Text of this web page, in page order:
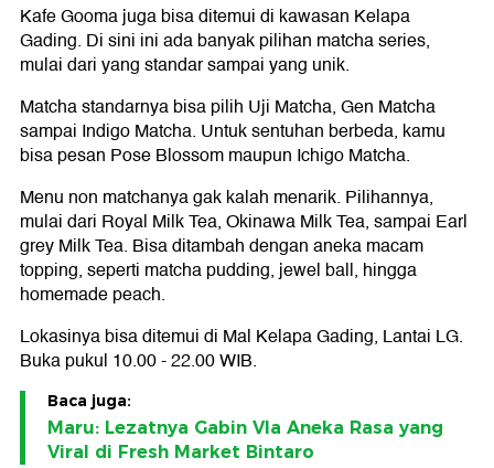
Kafe Gooma juga bisa ditemui di kawasan Kelapa
Gading. Di sini ini ada banyak pilihan matcha series,
mulai dari yang standar sampai yang unik.
Matcha standarnya bisa pilih Uji Matcha, Gen Matcha
sampai Indigo Matcha. Untuk sentuhan berbeda, kamu
bisa pesan Pose Blossom maupun Ichigo Matcha.
Menu non matchanya gak kalah menarik. Pilihannya,
mulai dari Royal Milk Tea, Okinawa Milk Tea, sampai Earl
grey Milk Tea. Bisa ditambah dengan aneka macam
topping, seperti matcha pudding, jewel ball, hingga
homemade peach.
Lokasinya bisa ditemui di Mal Kelapa Gading, Lantai LG.
Buka pukul 10.00 - 22.00 WIB.
Baca juga:
Maru: Lezatnya Gabin Vla Aneka Rasa yang
Viral di Fresh Market Bintaro